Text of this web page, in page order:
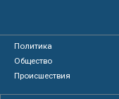
Политика
Общество
Происшествия